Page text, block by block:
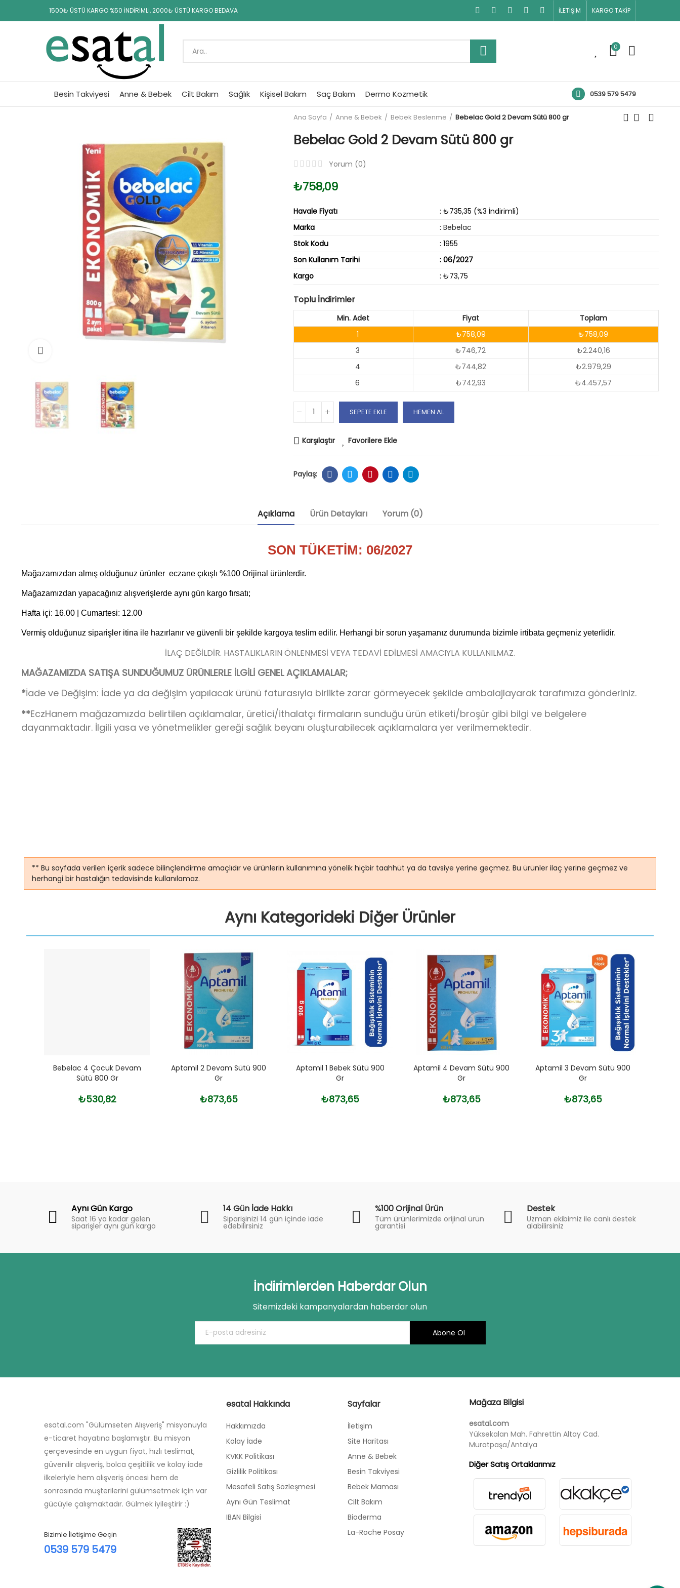
1500₺ ÜSTÜ KARGO %50 İNDİRİMLİ, 2000₺ ÜSTÜ KARGO BEDAVA İLETİŞİM KARGO TAKİP
0
Besin Takviyesi Anne & Bebek Cilt Bakım Sağlık Kişisel Bakım Saç Bakım Dermo Kozmetik 0539 579 5479
Ana Sayfa Anne & Bebek Bebek Beslenme Bebelac Gold 2 Devam Sütü 800 gr
Bebelac Gold 2 Devam Sütü 800 gr
Yorum (0)
₺758,09
Havale Fiyatı
: ₺735,35 (%3 İndirimli)
Marka
: Bebelac
Stok Kodu
: 1955
Son Kullanım Tarihi
: 06/2027
Kargo
: ₺73,75
Toplu İndirimler
Min. Adet Fiyat
Toplam
1
₺758,09
₺758,09
3
₺746,72
₺2.240,16
4
₺744,82
₺2.979,29
6
₺742,93 ₺4.457,57
SEPETE EKLE HEMEN AL
Karşılaştır Favorilere Ekle
Açıklama Ürün Detayları Yorum (0)
SON TÜKETİM: 06/2027
Mağazamızdan almış olduğunuz ürünler eczane çıkışlı %100 Orijinal ürünlerdir.
Mağazamızdan yapacağınız alışverişlerde aynı gün kargo fırsatı;
Hafta içi: 16.00 | Cumartesi: 12.00
Vermiş olduğunuz siparişler itina ile hazırlanır ve güvenli bir şekilde kargoya teslim edilir. Herhangi bir sorun yaşamanız durumunda bizimle irtibata geçmeniz yeterlidir.
İLAÇ DEĞİLDİR. HASTALIKLARIN ÖNLENMESİ VEYA TEDAVİ EDİLMESİ AMACIYLA KULLANILMAZ.
MAĞAZAMIZDA SATIŞA SUNDUĞUMUZ ÜRÜNLERLE İLGİLİ GENEL AÇIKLAMALAR;
*İade ve Değişim: İade ya da değişim yapılacak ürünü faturasıyla birlikte zarar görmeyecek şekilde ambalajlayarak tarafımıza gönderiniz.
**EczHanem mağazamızda belirtilen açıklamalar, üretici/ithalatçı firmaların sunduğu ürün etiketi/broşür gibi bilgi ve belgelere
dayanmaktadır. İlgili yasa ve yönetmelikler gereği sağlık beyanı oluşturabilecek açıklamalara yer verilmemektedir.
** Bu sayfada verilen içerik sadece bilinçlendirme amaçlıdır ve ürünlerin kullanımına yönelik hiçbir taahhüt ya da tavsiye yerine geçmez. Bu ürünler ilaç yerine geçmez ve
herhangi bir hastalığın tedavisinde kullanılamaz.
Aynı Kategorideki Diğer Ürünler
Bebelac 4 Çocuk Devam
Sütü 800 Gr
₺530,82
Aptamil 2 Devam Sütü 900
Gr
₺873,65
Aptamil 1 Bebek Sütü 900
Gr
₺873,65
Aptamil 4 Devam Sütü 900
Gr
₺873,65
Aptamil 3 Devam Sütü 900
Gr
₺873,65
Aynı Gün Kargo
Saat 16 ya kadar gelen
siparişler aynı gün kargo
14 Gün İade Hakkı
Siparişinizi 14 gün içinde iade
edebilirsiniz
%100 Orijinal Ürün
Tüm ürünlerimizde orijinal ürün
garantisi
Destek
Uzman ekibimiz ile canlı destek
alabilirsiniz
İndirimlerden Haberdar Olun
Sitemizdeki kampanyalardan haberdar olun
Abone Ol
esatal.com "Gülümseten Alışveriş" misyonuyla
e-ticaret hayatına başlamıştır. Bu misyon
çerçevesinde en uygun fiyat, hızlı teslimat,
güvenilir alışveriş, bolca çeşitlilik ve kolay iade
ilkeleriyle hem alışveriş öncesi hem de
sonrasında müşterilerini gülümsetmek için var
gücüyle çalışmaktadır. Gülmek iyileştirir :)
Bizimle İletişime Geçin
0539 579 5479
esatal Hakkında
Hakkımızda
Kolay İade
KVKK Politikası
Gizlilik Politikası
Mesafeli Satış Sözleşmesi
Aynı Gün Teslimat
IBAN Bilgisi
Sayfalar
İletişim
Site Haritası
Anne & Bebek
Besin Takviyesi
Bebek Maması
Cilt Bakım
Bioderma
La-Roche Posay
Mağaza Bilgisi
esatal.com
Yüksekalan Mah. Fahrettin Altay Cad.
Muratpaşa/Antalya
Diğer Satış Ortaklarımız